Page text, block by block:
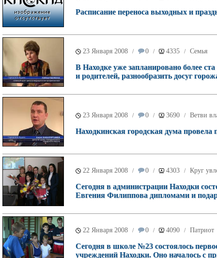
Расписание переноса выходных и
23 Января 2008 / 0 / 4335 / Семья
В Находке уже запланировано более
и родителей, разнообразить досуг
23 Января 2008 / 0 / 3690 / Ветви
Находкинская городская дума провела
22 Января 2008 / 0 / 4303 / Круг
Сегодня в администрации Находки
Евгения Филиппова дипломами и
22 Января 2008 / 0 / 4090 / Патриот
Сегодня в школе №23 состоялось
учреждений Находки. Оно началось с